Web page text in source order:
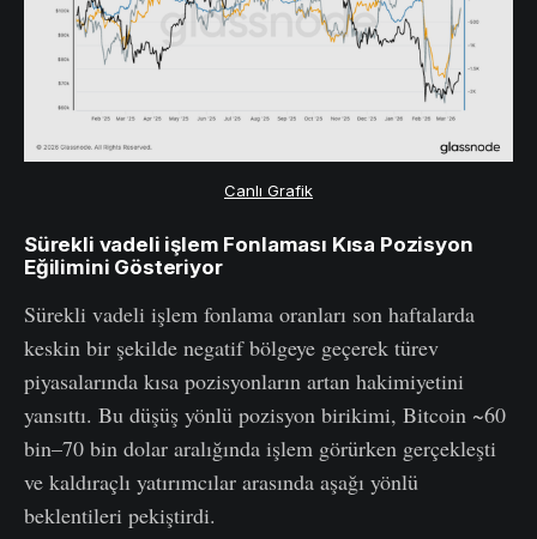
Canlı Grafik
Sürekli vadeli işlem Fonlaması Kısa Pozisyon
Eğilimini Gösteriyor
Sürekli vadeli işlem fonlama oranları son haftalarda
keskin bir şekilde negatif bölgeye geçerek türev
piyasalarında kısa pozisyonların artan hakimiyetini
yansıttı. Bu düşüş yönlü pozisyon birikimi, Bitcoin ~60
bin–70 bin dolar aralığında işlem görürken gerçekleşti
ve kaldıraçlı yatırımcılar arasında aşağı yönlü
beklentileri pekiştirdi.